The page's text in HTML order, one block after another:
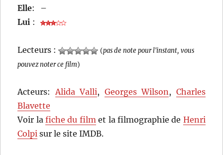
Elle:
–
Lui :
Lecteurs : (pas de note pour l'instant, vous
pouvez noter ce film)
Acteurs:Alida Valli, Georges Wilson, Charles
Blavette
Voir lafiche du filmet la filmographie de Henri
Colpi sur le site IMDB.